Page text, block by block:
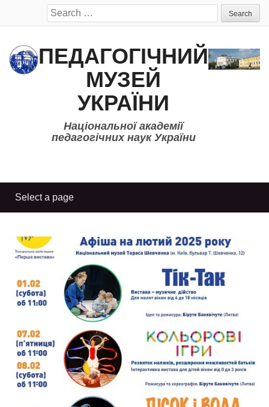
Search
for:
ПЕДАГОГІЧНИЙ
МУЗЕЙ
УКРАЇНИ
Національної академії
педагогічних наук України